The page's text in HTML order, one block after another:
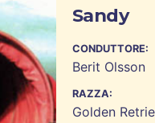
Sandy
CONDUTTORE:
Berit Olsson
RAZZA:
Golden